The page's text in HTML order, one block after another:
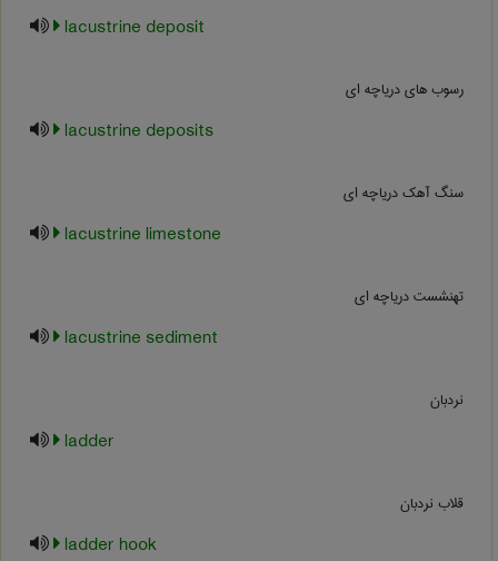
lacustrine deposit
رسوب های دریاچه ای
lacustrine deposits
سنگ آهک دریاچه ای
lacustrine limestone
تهنشست دریاچه ای
lacustrine sediment
نردبان
ladder
قلاب نردبان
ladder hook